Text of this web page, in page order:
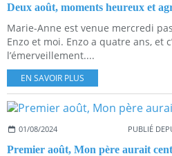
Deux août, moments heureux et
Marie-Anne est venue mercredi
Enzo et moi. Enzo a quatre ans, et
l’émerveillement....
EN SAVOIR PLUS
01/08/2024 PUBLIÉ
Premier août, Mon père aurait